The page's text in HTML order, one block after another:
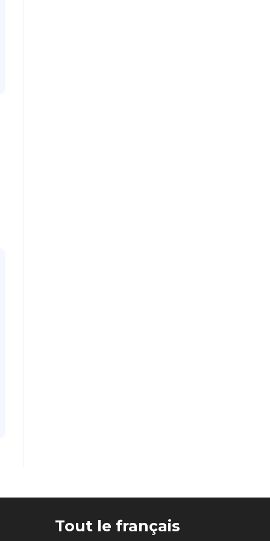
Tout le français